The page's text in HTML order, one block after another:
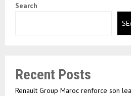
Search
Recent Posts
Renault Group Maroc renforce son